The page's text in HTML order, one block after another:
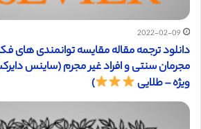
2022-02-09
دانلود ترجمه مقاله مقایسه توانمندی های
ویژه – طلایی
)